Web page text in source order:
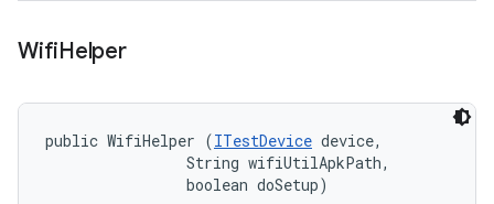
WifiHelper
public WifiHelper (ITestDevice device,
                String wifiUtilApkPath,
                boolean doSetup)